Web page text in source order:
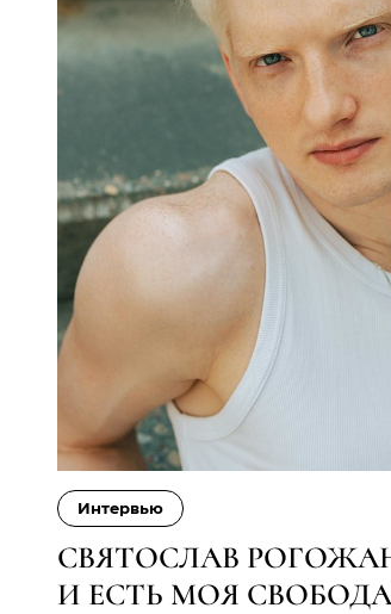
Интервью
СВЯТОСЛАВ
И ЕСТЬ МОЯ